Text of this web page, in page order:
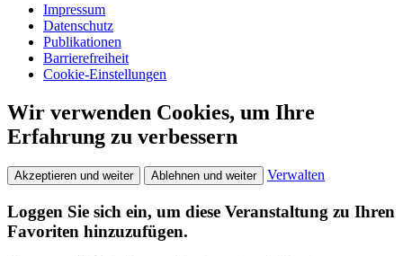
Impressum
Datenschutz
Publikationen
Barrierefreiheit
Cookie-Einstellungen
Wir verwenden Cookies, um Ihre
Erfahrung zu verbessern
Akzeptieren und weiter Ablehnen und weiter Verwalten
Loggen Sie sich ein, um diese Veranstaltung zu Ihren
Favoriten hinzuzufügen.